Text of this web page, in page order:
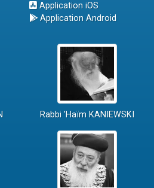
Application iOS
Application Android
Rabbi 'Haïm KANIEWSKI